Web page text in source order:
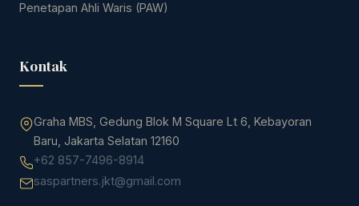
Penetapan Ahli Waris (PAW)
Kontak
Graha MBS, Gedung Blok M Square Lt 6, Kebayoran
Baru, Jakarta Selatan 12160
+62 857-7496-8914
saspartners.jkt@gmail.com